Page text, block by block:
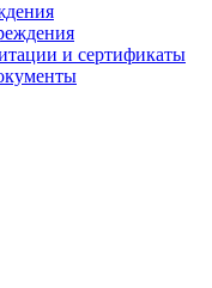
и сертификаты